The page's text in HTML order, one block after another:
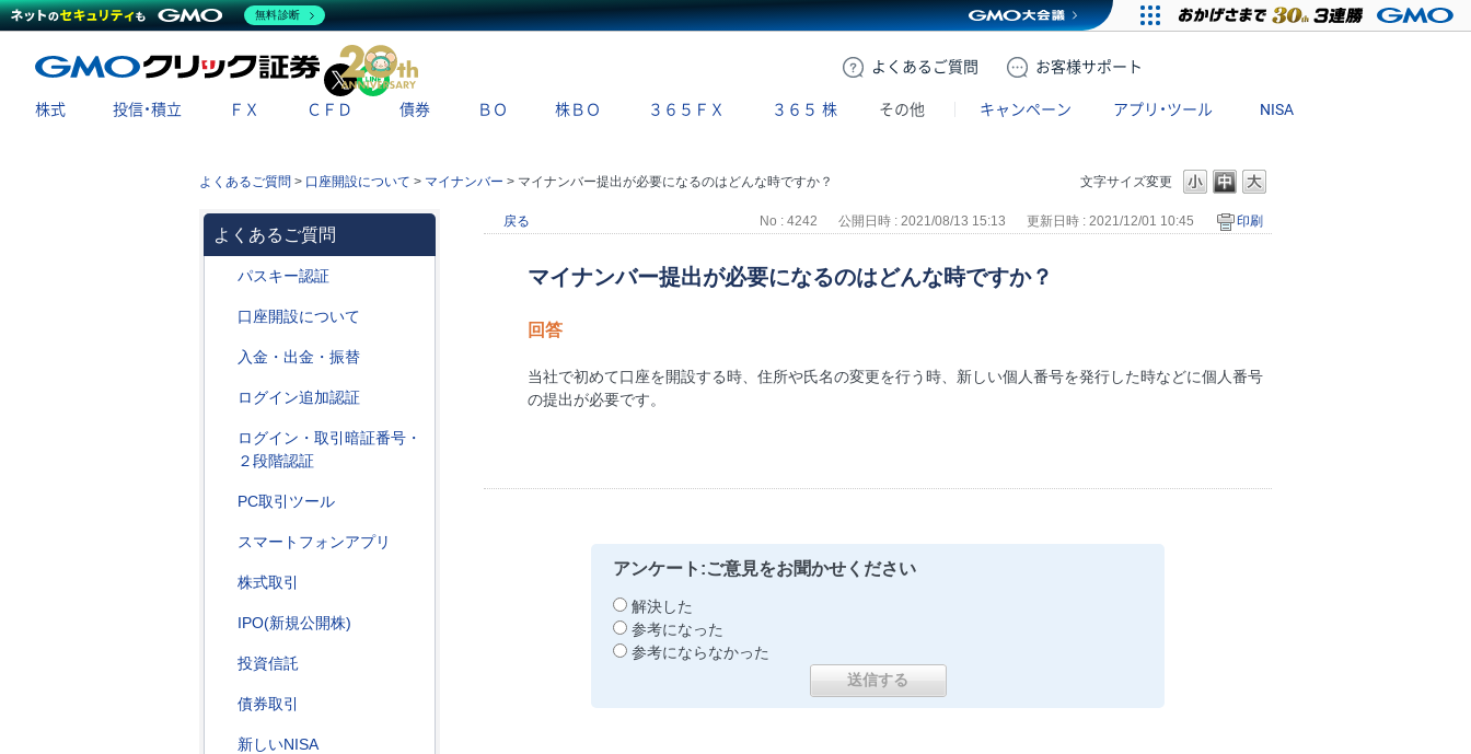
よくある ご質問 お客様サポート
X
株式 投信・積立 ＦＸ ＣＦＤ 債券 ＢＯ 株ＢＯ ３６５ＦＸ ３６５ 株 その他 キャンペーン アプリ・ツール NISA
文字サイズ変更
よくあるご質問 > 口座開設について > マイナンバー > マイナンバー提出が必要になるのはどんな時ですか？
よくあるご質問
パスキー認証
口座開設について
入金・出金・振替
ログイン追加認証
ログイン・取引暗証番号・
２段階認証
PC取引ツール
スマートフォンアプリ
株式取引
IPO(新規公開株)
投資信託
債券取引
新しいNISA
戻る No : 4242 公開日時 : 2021/08/13 15:13 更新日時 : 2021/12/01 10:45 印刷
マイナンバー提出が必要になるのはどんな時ですか？
回答
当社で初めて口座を開設する時、住所や氏名の変更を行う時、新しい個人番号を発行した時などに個人番号
の提出が必要です。
アンケート:ご意見をお聞かせください
解決した
参考になった
参考にならなかった
無料診断